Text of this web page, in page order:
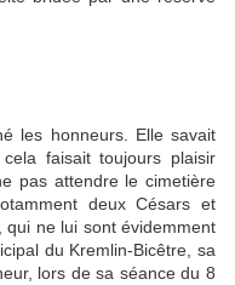
les honneurs. Elle savait
faisait toujours plaisir
pas attendre le cimetière
deux Césars et
ne lui sont évidemment
du Kremlin-Bicêtre, sa
lors de sa séance du 8